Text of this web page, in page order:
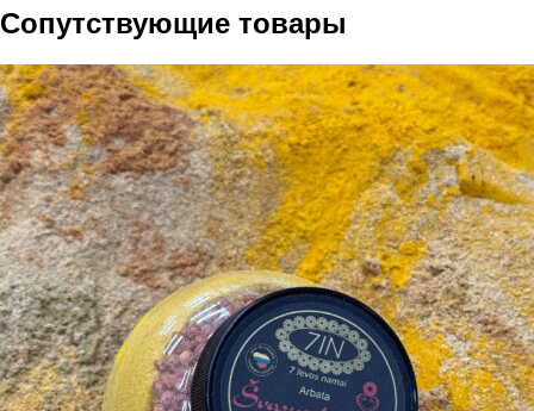
Сопутствующие товары